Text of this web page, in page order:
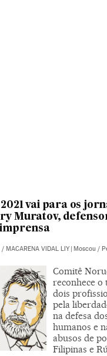
2021 vai para os
Muratov,
/ MACARENA VIDAL LIY Moscou /
Comitê
reconhece o
dois
pela
na defesa
humanos e
abusos de
Filipinas e